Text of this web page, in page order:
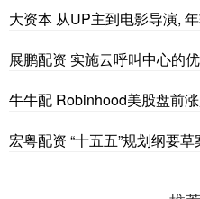
大资本 从UP主到电影导演,
展鹏配资 实施云呼叫中心的
牛牛配 Robinhood美股盘前
宏粤配资 “十五五”规划纲要